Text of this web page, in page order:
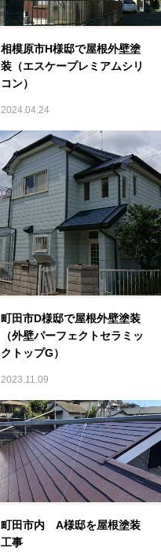
相模原市H様邸で屋根外壁塗
装（エスケープレミアムシリ
コン）
2024.04.24
町田市D様邸で屋根外壁塗装
（外壁パーフェクトセラミッ
クトップG）
2023.11.09
町田市内 A様邸を屋根塗装
工事